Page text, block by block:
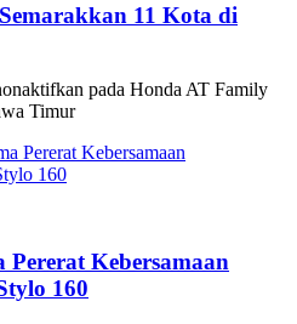
11 Kota di
pada Honda AT Family
Timur
Kebersamaan
160